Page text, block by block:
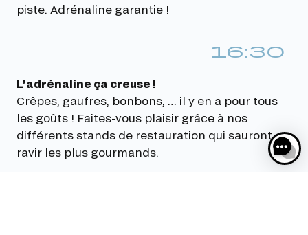
piste. Adrénaline garantie !
16:30
L’adrénaline ça creuse !
Crêpes, gaufres, bonbons, … il y en a pour tous
les goûts ! Faites-vous plaisir grâce à nos
différents stands de restauration qui sauront
ravir les plus gourmands.